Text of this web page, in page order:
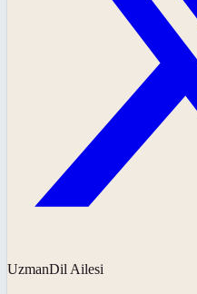
UzmanDil Ailesi